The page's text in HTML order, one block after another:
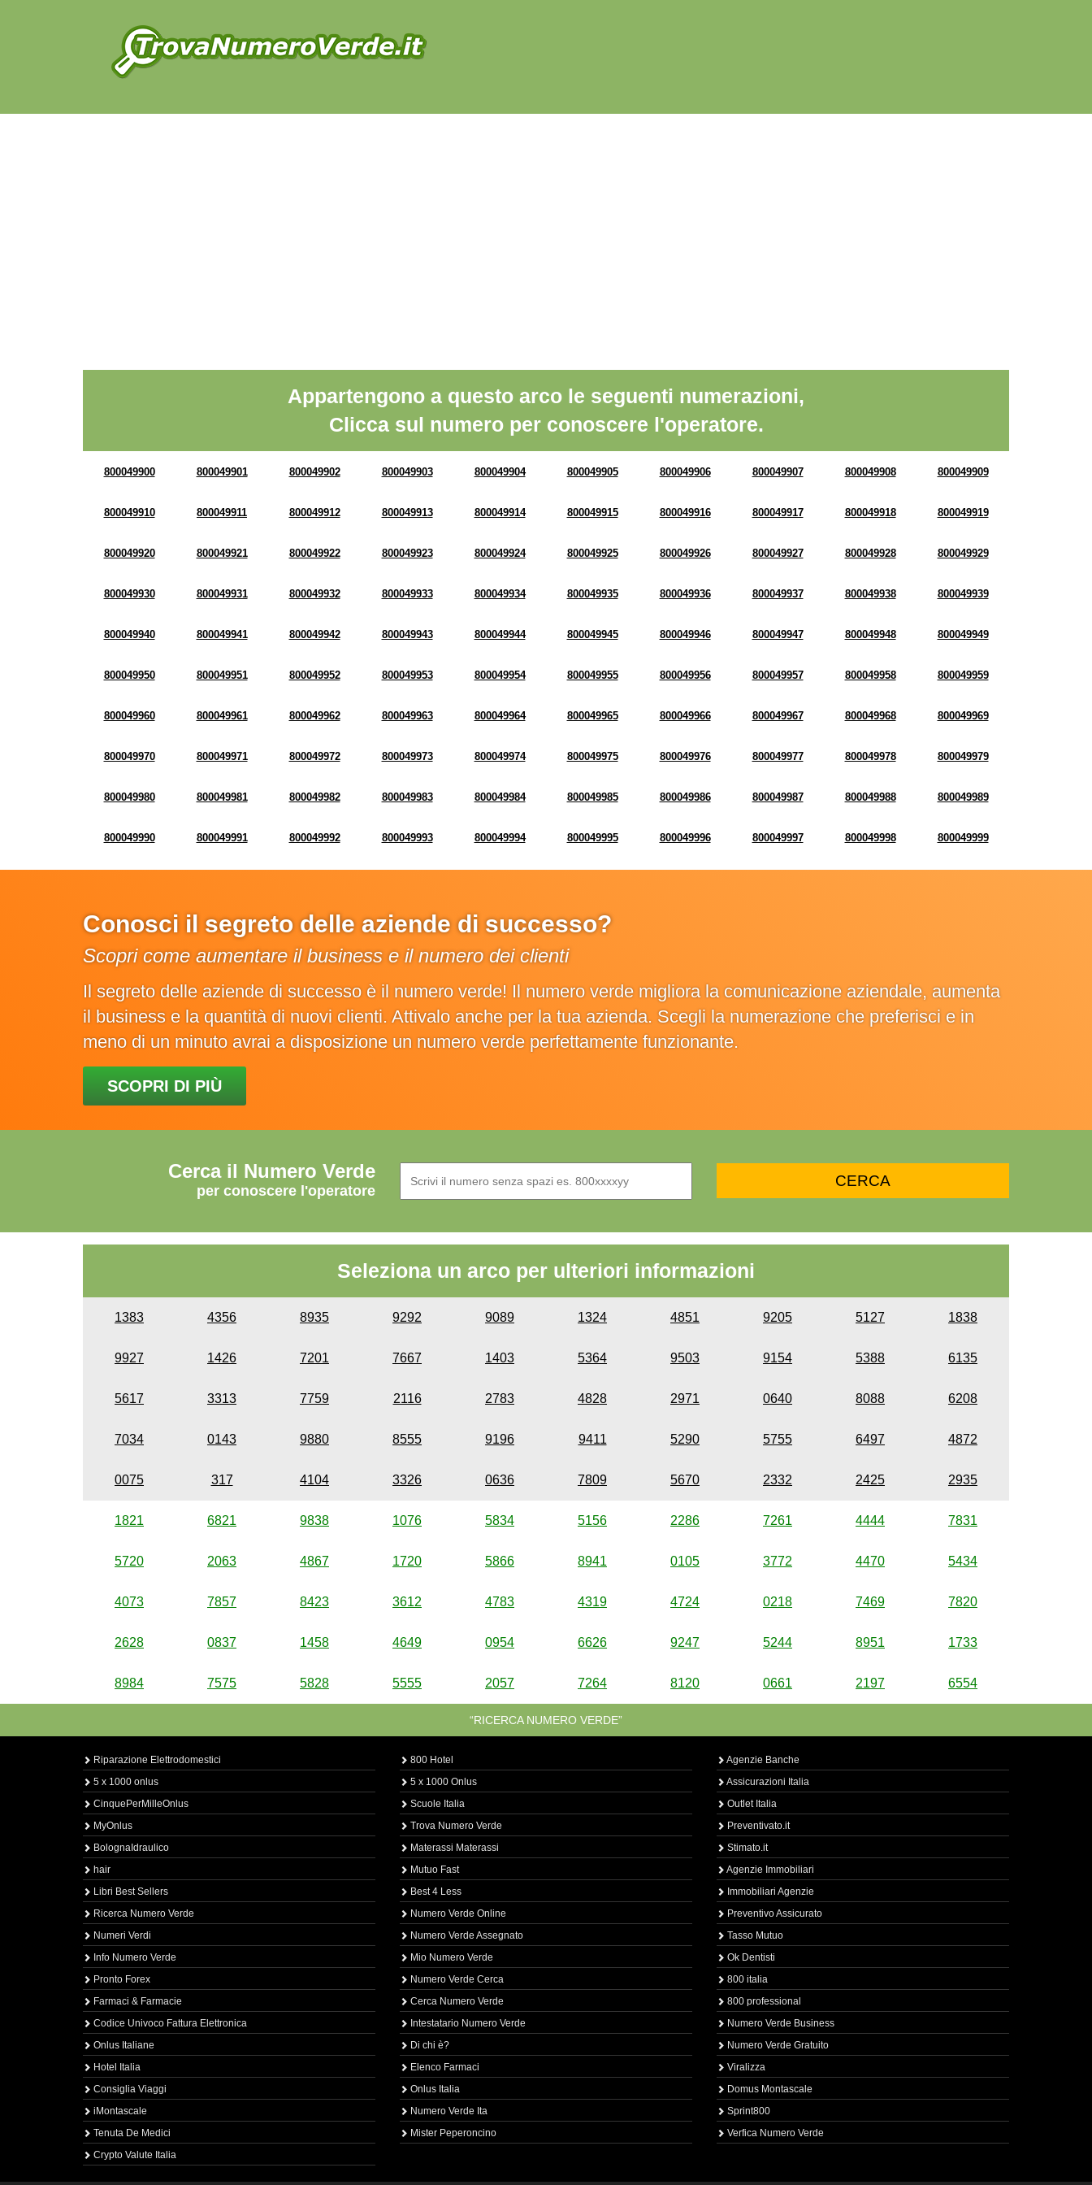
Appartengono a questo arco le seguenti numerazioni,
Clicca sul numero per conoscere l'operatore.
800049900 800049901 800049902 800049903 800049904 800049905 800049906 800049907 800049908 800049909
800049910 800049911 800049912 800049913 800049914 800049915 800049916 800049917 800049918 800049919
800049920 800049921 800049922 800049923 800049924 800049925 800049926 800049927 800049928 800049929
800049930 800049931 800049932 800049933 800049934 800049935 800049936 800049937 800049938 800049939
800049940 800049941 800049942 800049943 800049944 800049945 800049946 800049947 800049948 800049949
800049950 800049951 800049952 800049953 800049954 800049955 800049956 800049957 800049958 800049959
800049960 800049961 800049962 800049963 800049964 800049965 800049966 800049967 800049968 800049969
800049970 800049971 800049972 800049973 800049974 800049975 800049976 800049977 800049978 800049979
800049980 800049981 800049982 800049983 800049984 800049985 800049986 800049987 800049988 800049989
800049990 800049991 800049992 800049993 800049994 800049995 800049996 800049997 800049998 800049999
Conosci il segreto delle aziende di successo?
Scopri come aumentare il business e il numero dei clienti
Il segreto delle aziende di successo è il numero verde! Il numero verde migliora la comunicazione aziendale, aumenta
il business e la quantità di nuovi clienti. Attivalo anche per la tua azienda. Scegli la numerazione che preferisci e in
meno di un minuto avrai a disposizione un numero verde perfettamente funzionante.
SCOPRI DI PIÙ
Cerca il Numero Verde
per conoscere l'operatore
Seleziona un arco per ulteriori informazioni
1383 4356 8935 9292 9089 1324 4851 9205 5127 1838
9927 1426 7201 7667 1403 5364 9503 9154 5388 6135
5617 3313 7759 2116 2783 4828 2971 0640 8088 6208
7034 0143 9880 8555 9196 9411 5290 5755 6497 4872
0075 317 4104 3326 0636 7809 5670 2332 2425 2935
1821 6821 9838 1076 5834 5156 2286 7261 4444 7831
5720 2063 4867 1720 5866 8941 0105 3772 4470 5434
4073 7857 8423 3612 4783 4319 4724 0218 7469 7820
2628 0837 1458 4649 0954 6626 9247 5244 8951 1733
8984 7575 5828 5555 2057 7264 8120 0661 2197 6554
“RICERCA NUMERO VERDE”
Riparazione Elettrodomestici
5 x 1000 onlus
CinquePerMilleOnlus
MyOnlus
BolognaIdraulico
hair
Libri Best Sellers
Ricerca Numero Verde
Numeri Verdi
Info Numero Verde
Pronto Forex
Farmaci & Farmacie
Codice Univoco Fattura Elettronica
Onlus Italiane
Hotel Italia
Consiglia Viaggi
iMontascale
Tenuta De Medici
Crypto Valute Italia
800 Hotel
5 x 1000 Onlus
Scuole Italia
Trova Numero Verde
Materassi Materassi
Mutuo Fast
Best 4 Less
Numero Verde Online
Numero Verde Assegnato
Mio Numero Verde
Numero Verde Cerca
Cerca Numero Verde
Intestatario Numero Verde
Di chi è?
Elenco Farmaci
Onlus Italia
Numero Verde Ita
Mister Peperoncino
Agenzie Banche
Assicurazioni Italia
Outlet Italia
Preventivato.it
Stimato.it
Agenzie Immobiliari
Immobiliari Agenzie
Preventivo Assicurato
Tasso Mutuo
Ok Dentisti
800 italia
800 professional
Numero Verde Business
Numero Verde Gratuito
Viralizza
Domus Montascale
Sprint800
Verfica Numero Verde